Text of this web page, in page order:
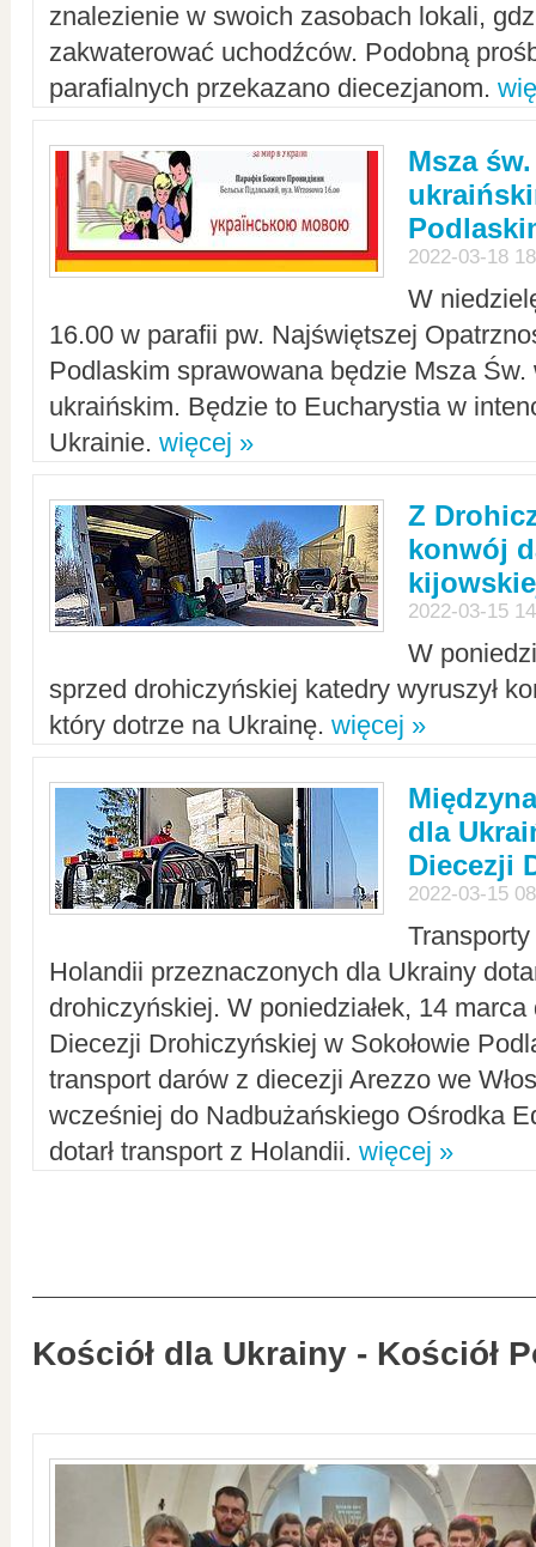
znalezienie w swoich zasobach lokali,
zakwaterować uchodźców. Podobną
parafialnych przekazano diecezjanom.
Msza
2022-03-18
W
16.00 w parafii pw. Najświętszej
Podlaskim sprawowana będzie Msza Św.
ukraińskim. Będzie to Eucharystia w
Ukrainie. więcej »
Z
konwój
2022-03-15
W
sprzed drohiczyńskiej katedry wyruszył
który dotrze na Ukrainę. więcej »
dla
Diecezji
2022-03-15
Holandii przeznaczonych dla Ukrainy
drohiczyńskiej. W poniedziałek, 14
Diecezji Drohiczyńskiej w Sokołowie
transport darów z diecezji Arezzo we
wcześniej do Nadbużańskiego Ośrodka
dotarł transport z Holandii. więcej »
Kościół dla Ukrainy - Kościół